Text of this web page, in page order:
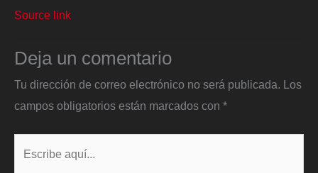
Source link
Deja un comentario
Tu dirección de correo electrónico no será publicada.
Los
campos obligatorios están marcados con *